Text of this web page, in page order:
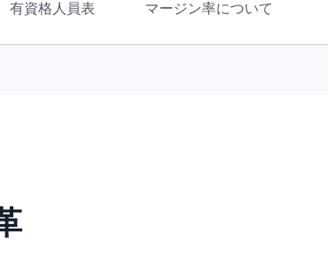
有資格人員表 マージン率について